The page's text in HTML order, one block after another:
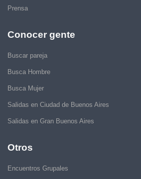
Prensa
Conocer gente
Buscar pareja
Busca Hombre
Busca Mujer
Salidas en Ciudad de Buenos Aires
Salidas en Gran Buenos Aires
Otros
Encuentros Grupales